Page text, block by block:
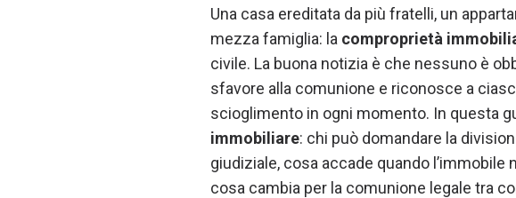
Una casa ereditata da più fratelli, un
mezza famiglia: la comproprietà
civile. La buona notizia è che nessuno è
sfavore alla comunione e riconosce a
scioglimento in ogni momento. In questa
immobiliare: chi può domandare la
giudiziale, cosa accade quando
cosa cambia per la comunione legale tra